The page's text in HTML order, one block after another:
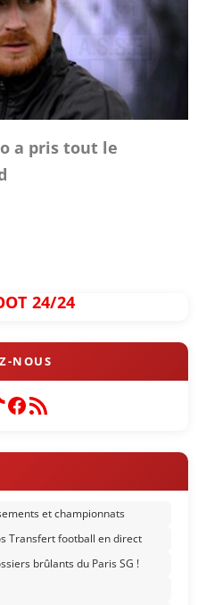
a pris tout le
24/24
Facebook
Flux RSS
et championnats
Transfert football en direct
brûlants du Paris SG !